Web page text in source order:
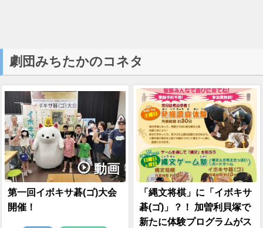
劇団みちたかのコネタ
動画
第一回イボキサ碁(ゴ)大会
開催！
「縄文将棋」に「イボキサ
碁(ゴ)」？！ 加曽利貝塚で
新たに体験プログラムがス